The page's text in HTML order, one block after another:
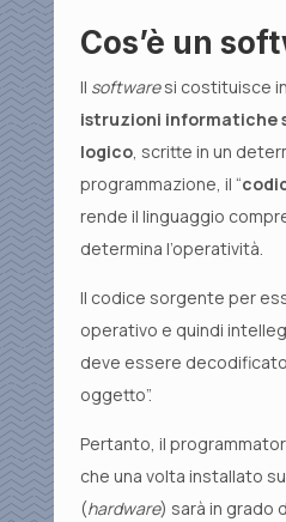
Cos’è un
Il softwaresi costituisce
istruzioni informatiche
logico, scritte in un
programmazione, il “
rende il linguaggio
determina l’operatività.
Il codice sorgente per
operativo e quindi
deve essere
oggetto”.
Pertanto, il
che una volta installato
(hardware) sarà in grado